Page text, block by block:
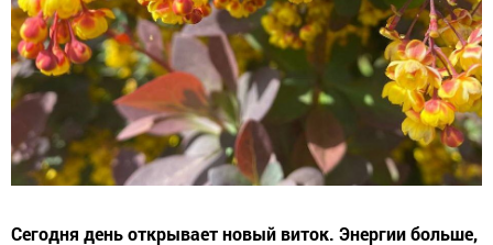
Сегодня день открывает новый виток. Энергии больше,